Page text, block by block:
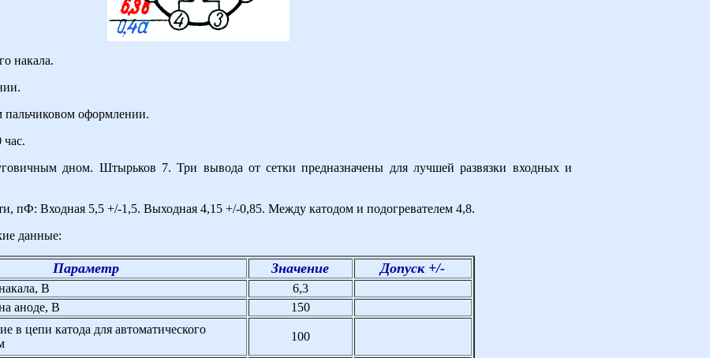
накала.
пальчиковом оформлении.
дном. Штырьков 7. Три вывода от сетки предназначены для лучшей развязки входных и
пФ: Входная 5,5 +/-1,5. Выходная 4,15 +/-0,85. Между катодом и подогревателем 4,8.
данные:
Параметр Значение Допуск +/-
В
6,3
аноде, В
150
в цепи катода для автоматического
100